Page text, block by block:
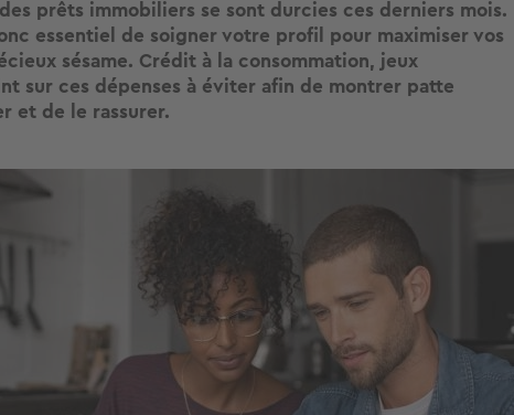
prêts immobiliers se sont durcies ces derniers mois.
essentiel de soigner votre profil pour maximiser vos
sésame. Crédit à la consommation, jeux
sur ces dépenses à éviter afin de montrer patte
et de le rassurer.